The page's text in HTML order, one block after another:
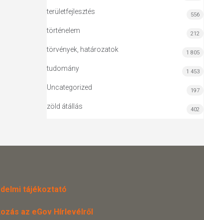
területfejlesztés 556
történelem 212
törvények, határozatok 1 805
tudomány 1 453
Uncategorized 197
zöld átállás 402
tájékoztató
az eGov Hírlevélről